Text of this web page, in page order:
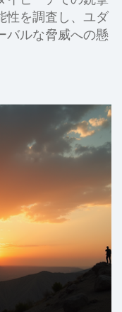
性を調査し、ユダ
バルな脅威への懸